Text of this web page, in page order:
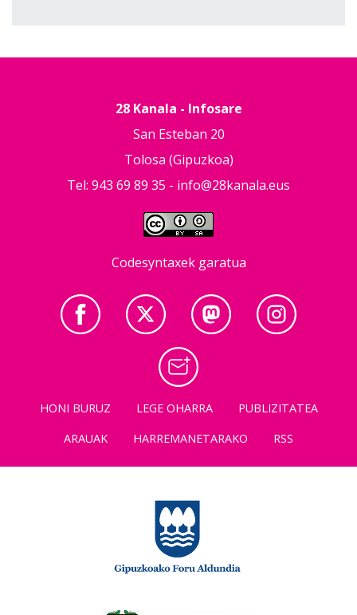
28 Kanala - Infosare
San Esteban 20
Tolosa (Gipuzkoa)
Tel: 943 69 89 35 - info@28kanala.eus
Codesyntaxek garatua
HONI BURUZ LEGE OHARRA
PUBLIZITATEA
ARAUAK
HARREMANETARAKO RSS